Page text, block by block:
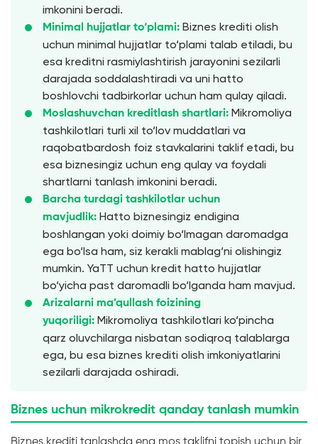
imkonini beradi.
Minimal hujjatlar to‘plami: Biznes krediti olish
uchun minimal hujjatlar to‘plami talab etiladi, bu
esa kreditni rasmiylashtirish jarayonini sezilarli
darajada soddalashtiradi va uni hatto
boshlovchi tadbirkorlar uchun ham qulay qiladi.
Moslashuvchan kreditlash shartlari: Mikromoliya
tashkilotlari turli xil to‘lov muddatlari va
raqobatbardosh foiz stavkalarini taklif etadi, bu
esa biznesingiz uchun eng qulay va foydali
shartlarni tanlash imkonini beradi.
Barcha turdagi tashkilotlar uchun
mavjudlik: Hatto biznesingiz endigina
boshlangan yoki doimiy bo‘lmagan daromadga
ega bo‘lsa ham, siz kerakli mablag‘ni olishingiz
mumkin. YaTT uchun kredit hatto hujjatlar
bo‘yicha past daromadli bo‘lganda ham mavjud.
Arizalarni ma’qullash foizining
yuqoriligi: Mikromoliya tashkilotlari ko‘pincha
qarz oluvchilarga nisbatan sodiqroq talablarga
ega, bu esa biznes krediti olish imkoniyatlarini
sezilarli darajada oshiradi.
Biznes uchun mikrokredit qanday tanlash mumkin